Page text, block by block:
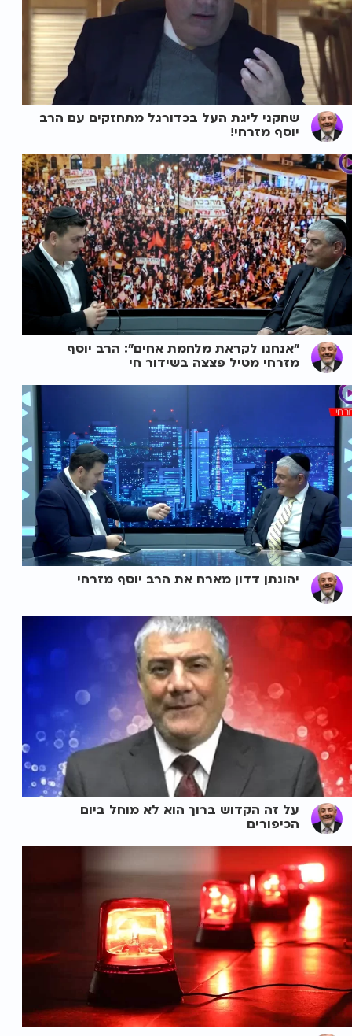
שחקני ליגת העל בכדורגל מתחזקים עם הרב
יוסף מזרחי!
"אנחנו לקראת מלחמת אחים": הרב יוסף
מזרחי מטיל פצצה בשידור חי
יהונתן דדון מארח את הרב יוסף מזרחי
על זה הקדוש ברוך הוא לא מוחל ביום
הכיפורים